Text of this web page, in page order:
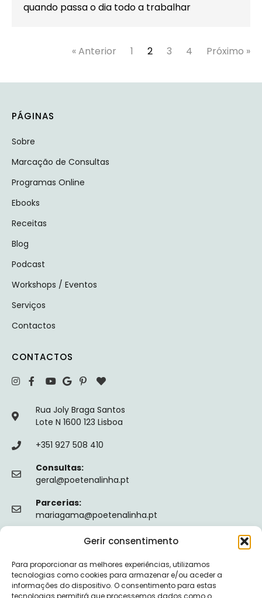
Gerir consentimento
Para proporcionar as melhores experiências, utilizamos
tecnologias como cookies para armazenar e/ou aceder a
informações do dispositivo. O consentimento para estas
tecnologias permitirá que processemos dados como o
quando passa o dia todo a trabalhar
« Anterior 1 2 3 4 Próximo »
PÁGINAS
Sobre
Marcação de Consultas
Programas Online
Ebooks
Receitas
Blog
Podcast
Workshops / Eventos
Serviços
Contactos
CONTACTOS
Rua Joly Braga Santos
Lote N 1600 123 Lisboa
+351 927 508 410
Consultas:
geral@poetenalinha.pt
Parcerias:
mariagama@poetenalinha.pt
Política de privacidade
Termos e Condições